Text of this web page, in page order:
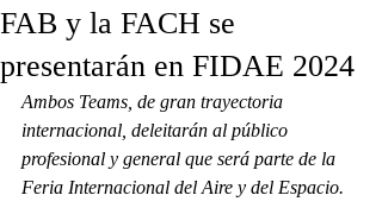
FAB y la FACH se
presentarán en FIDAE 2024
Ambos Teams, de gran trayectoria
internacional, deleitarán al público
profesional y general que será parte de la
Feria Internacional del Aire y del Espacio.